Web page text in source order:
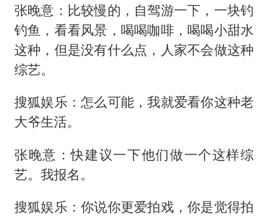
张晚意：比较慢的，自驾游一下，一块钓
钓鱼，看看风景，喝喝咖啡，喝喝小甜水
这种，但是没有什么点，人家不会做这种
综艺。
搜狐娱乐：怎么可能，我就爱看你这种老
大爷生活。
张晚意：快建议一下他们做一个这样综
艺。我报名。
搜狐娱乐：你说你更爱拍戏，你是觉得拍